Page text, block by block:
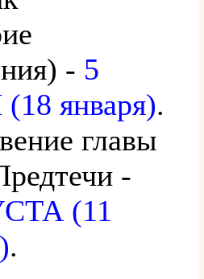
- 5
января).
главы
-
(11
.